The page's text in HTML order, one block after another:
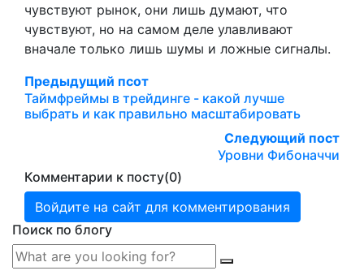
чувствуют рынок, они лишь думают, что
чувствуют, но на самом деле улавливают
вначале только лишь шумы и ложные сигналы.
Предыдущий псот
Таймфреймы в трейдинге - какой лучше
выбрать и как правильно масштабировать
Следующий пост
Уровни Фибоначчи
Комментарии к посту(0)
Войдите на сайт для комментирования
Поиск по блогу